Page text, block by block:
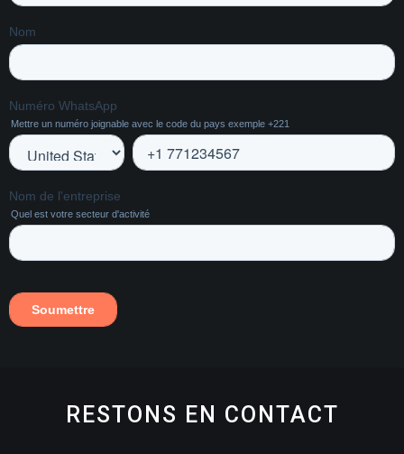
RESTONS EN CONTACT